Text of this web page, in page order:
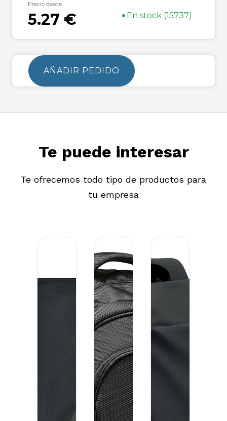
Precio desde
5.27 € • En stock (15737)
AÑADIR PEDIDO
Te puede interesar
Te ofrecemos todo tipo de productos para
tu empresa